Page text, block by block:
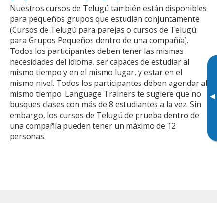
▸
Nuestros cursos de Telugú también están disponibles
para pequeños grupos que estudian conjuntamente
(Cursos de Telugú para parejas o cursos de Telugú
para Grupos Pequeños dentro de una compañía).
Todos los participantes deben tener las mismas
necesidades del idioma, ser capaces de estudiar al
mismo tiempo y en el mismo lugar, y estar en el
mismo nivel. Todos los participantes deben agendar al
mismo tiempo. Language Trainers te sugiere que no
busques clases con más de 8 estudiantes a la vez. Sin
embargo, los cursos de Telugú de prueba dentro de
una compañía pueden tener un máximo de 12
personas.